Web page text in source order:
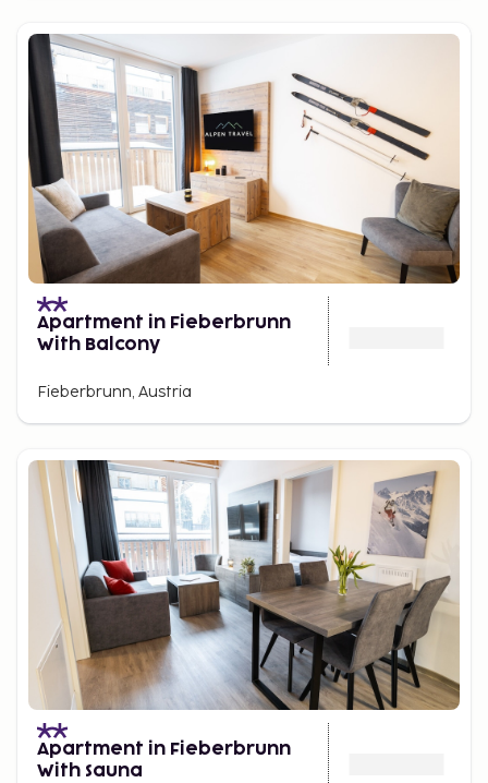
Apartment in Fieberbrunn
With Balcony
Fieberbrunn, Austria
Apartment in Fieberbrunn
With Sauna